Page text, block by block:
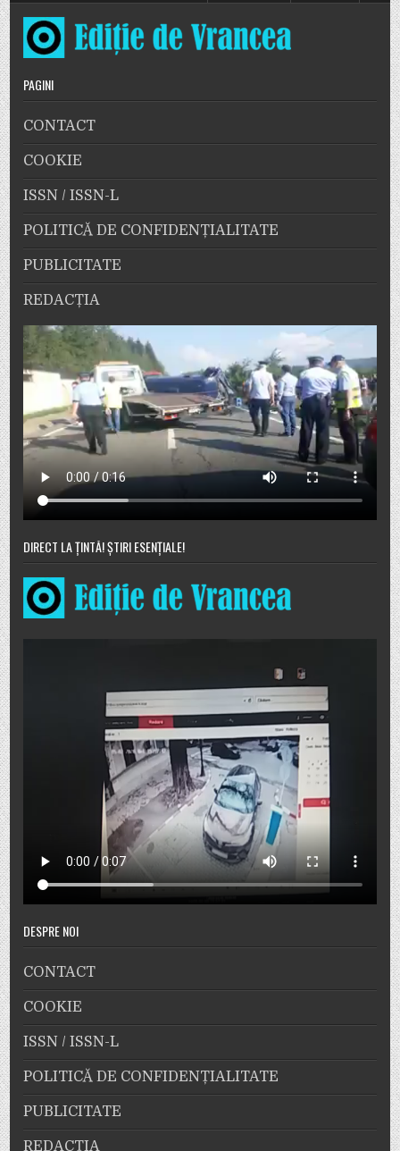
PAGINI
CONTACT
COOKIE
ISSN / ISSN-L
POLITICĂ DE CONFIDENȚIALITATE
PUBLICITATE
REDACȚIA
DIRECT LA ȚINTĂ! ȘTIRI ESENȚIALE!
DESPRE NOI
CONTACT
COOKIE
ISSN / ISSN-L
POLITICĂ DE CONFIDENȚIALITATE
PUBLICITATE
REDACȚIA